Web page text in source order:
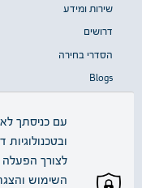
שירות ומידע
דרושים
הסדרי בחירה
Blogs
לצורך הפעלה
השימוש